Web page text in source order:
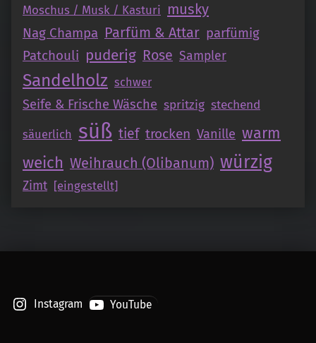
Moschus / Musk / Kasturi musky
Nag Champa Parfüm & Attar parfümig
Patchouli puderig Rose Sampler
Sandelholz schwer
Seife & Frische Wäsche spritzig stechend
säuerlich süß tief trocken Vanille warm
weich Weihrauch (Olibanum) würzig
Zimt [eingestellt]
Instagram YouTube